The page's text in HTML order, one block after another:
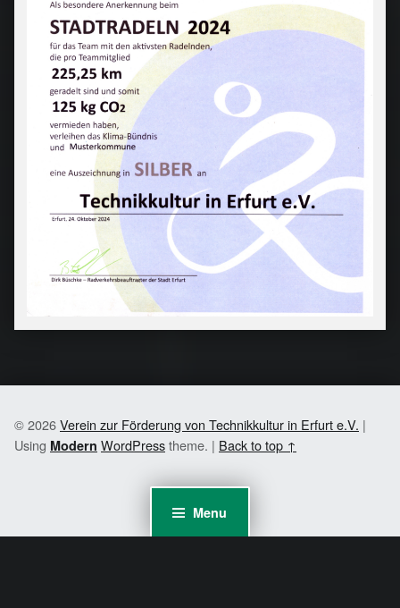
Menu
© 2026Verein zur Förderung von Technikkultur in Erfurt e.V. |
Using Modern WordPresstheme. | Back to top ↑